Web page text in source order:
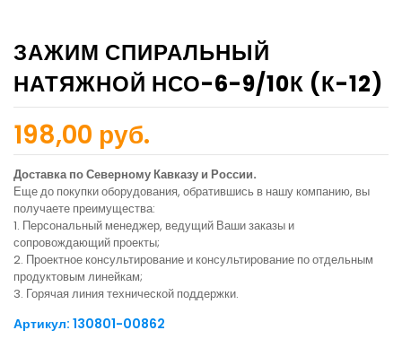
ЗАЖИМ СПИРАЛЬНЫЙ
НАТЯЖНОЙ НСО-6-9/10К (К-12)
198,00 руб.
Доставка по Северному Кавказу и России.
Еще до покупки оборудования, обратившись в нашу компанию, вы
получаете преимущества:
1. Персональный менеджер, ведущий Ваши заказы и
сопровождающий проекты;
2. Проектное консультирование и консультирование по отдельным
продуктовым линейкам;
3. Горячая линия технической поддержки.
Артикул: 130801-00862